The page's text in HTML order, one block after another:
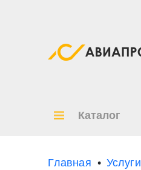
Каталог
Главная Услуги